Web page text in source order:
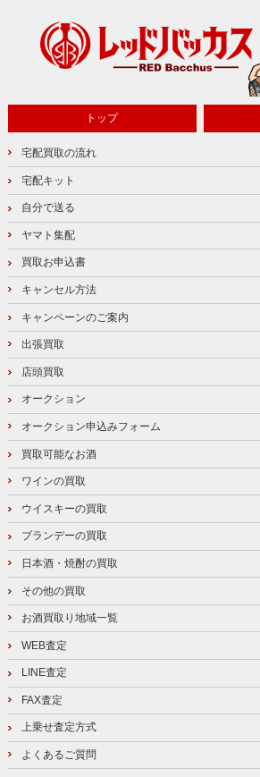
トップ
宅配買取の流れ
宅配キット
自分で送る
ヤマト集配
買取お申込書
キャンセル方法
キャンペーンのご案内
出張買取
店頭買取
オークション
オークション申込みフォーム
買取可能なお酒
ワインの買取
ウイスキーの買取
ブランデーの買取
日本酒・焼酎の買取
その他の買取
お酒買取り地域一覧
WEB査定
LINE査定
FAX査定
上乗せ査定方式
よくあるご質問